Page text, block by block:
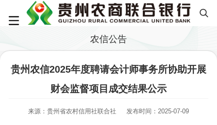
农信公告
贵州农信2025年度聘请会计师事务所协助开展
财会监督项目成交结果公示
来源：贵州省农村信用社联合社 发布时间：2025-07-09